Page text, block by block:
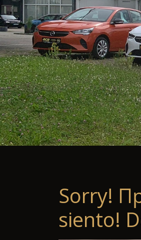
Sorry!
siento!